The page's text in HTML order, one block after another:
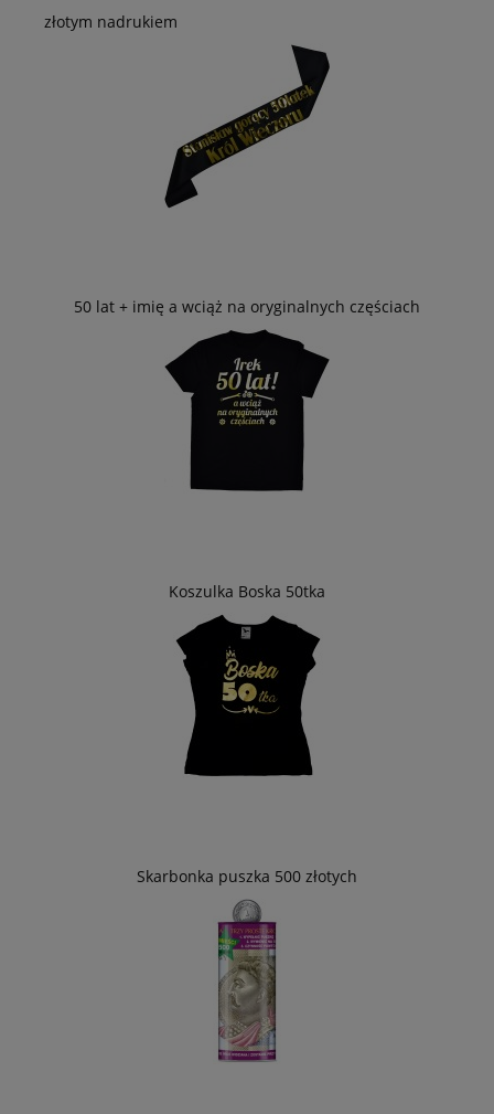
złotym nadrukiem
50 lat + imię a wciąż na oryginalnych częściach
Koszulka Boska 50tka
Skarbonka puszka 500 złotych